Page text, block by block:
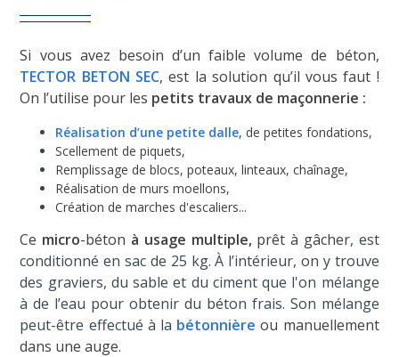
Si vous avez besoin d’un faible volume de béton,
TECTOR BETON SEC, est la solution qu’il vous faut !
On l’utilise pour les petits travaux de maçonnerie :
Réalisation d’une petite dalle, de petites fondations,
Scellement de piquets,
Remplissage de blocs, poteaux, linteaux, chaînage,
Réalisation de murs moellons,
Création de marches d'escaliers...
Ce micro-béton à usage multiple, prêt à gâcher, est
conditionné en sac de 25 kg. À l’intérieur, on y trouve
des graviers, du sable et du ciment que l'on mélange
à de l’eau pour obtenir du béton frais. Son mélange
peut-être effectué à la bétonnièreou manuellement
dans une auge.